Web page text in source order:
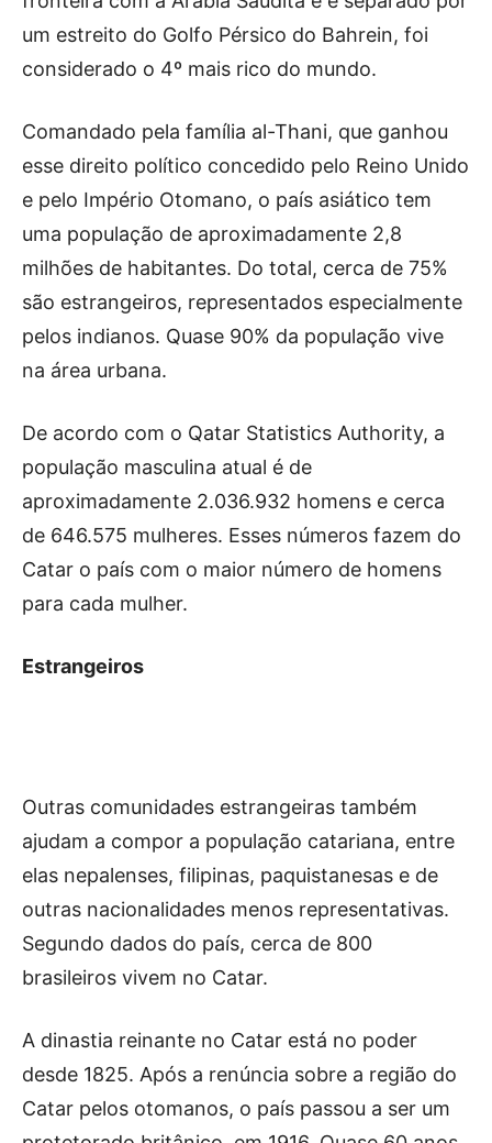
um estreito do Golfo Pérsico do Bahrein, foi
considerado o 4º mais rico do mundo.
Comandado pela família al-Thani, que ganhou
esse direito político concedido pelo Reino Unido
e pelo Império Otomano, o país asiático tem
uma população de aproximadamente 2,8
milhões de habitantes. Do total, cerca de 75%
são estrangeiros, representados especialmente
pelos indianos. Quase 90% da população vive
na área urbana.
De acordo com o Qatar Statistics Authority, a
população masculina atual é de
aproximadamente 2.036.932 homens e cerca
de 646.575 mulheres. Esses números fazem do
Catar o país com o maior número de homens
para cada mulher.
Estrangeiros
Outras comunidades estrangeiras também
ajudam a compor a população catariana, entre
elas nepalenses, filipinas, paquistanesas e de
outras nacionalidades menos representativas.
Segundo dados do país, cerca de 800
brasileiros vivem no Catar.
A dinastia reinante no Catar está no poder
desde 1825. Após a renúncia sobre a região do
Catar pelos otomanos, o país passou a ser um